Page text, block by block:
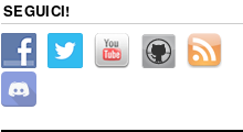
SEGUICI!